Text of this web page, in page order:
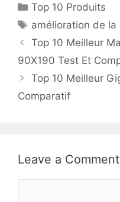
Top 10 Produits
amélioration de la
Top 10 Meilleur
90X190 Test Et
Top 10 Meilleur
Comparatif
Leave a Comment